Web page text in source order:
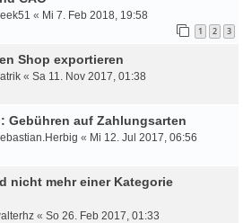
« Mi 7. Feb 2018, 19:58
1 2 3
Shop exportieren
« Sa 11. Nov 2017, 01:38
Gebühren auf Zahlungsarten
« Mi 12. Jul 2017, 06:56
nicht mehr einer Kategorie
« So 26. Feb 2017, 01:33